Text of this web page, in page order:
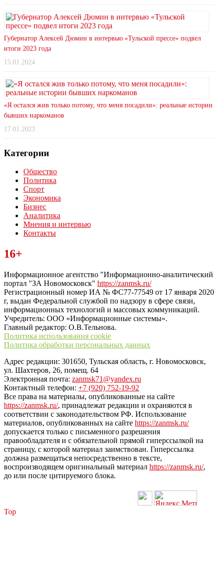
Губернатор Алексей Дюмин в интервью «Тульской прессе» подвел
итоги 2023 года
15.01.2024
«Я остался жив только потому, что меня посадили»: реальные истории
бывших наркоманов
17.01.2023
Категории
Общество
Политика
Спорт
Экономика
Бизнес
Аналитика
Мнения и интервью
Контакты
Читайте последние новости дня в Тульской области на сайте
“ЗаНовомосковск”
16+
Информационное агентство "Информационно-аналитический
портал "ЗА Новомосковск" https://zanmsk.ru/
Регистрационный номер ИА № ФС77-77549 от 17 января 2020
г, выдан Федеральной службой по надзору в сфере связи,
информационных технологий и массовых коммуникаций.
Учредитель: ООО «Информационные системы».
Главный редактор: О.В.Тельнова.
Политика использования cookie
Политика обработки персональных данных
Адрес редакции: 301650, Тульская область, г. Новомосковск,
ул. Шахтеров, 26, помещ. 64
Электронная почта: zanmsk71@yandex.ru
Контактный телефон: +7 (920) 752-19-92
Все права на материалы, опубликованные на сайте
https://zanmsk.ru/, принадлежат редакции и охраняются в
соответствии с законодательством РФ. Использование
материалов, опубликованных на сайте https://zanmsk.ru/
допускается только с письменного разрешения
правообладателя и с обязательной прямой гиперссылкой на
страницу, с которой материал заимствован. Гиперссылка
должна размещаться непосредственно в тексте,
воспроизводящем оригинальный материал https://zanmsk.ru/,
до или после цитируемого блока.
Top